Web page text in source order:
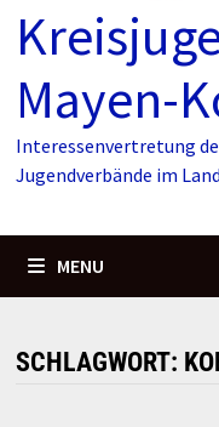
Mayen-
Interessenvertretung
Jugendverbände im
MENU
SCHLAGWORT: